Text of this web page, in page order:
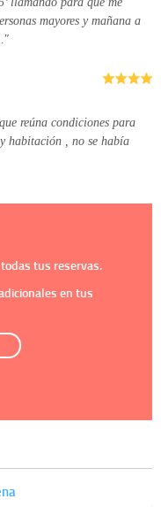
mayores y mañana a
reúna condiciones para
habitación , no se había
tus reservas.
en tus